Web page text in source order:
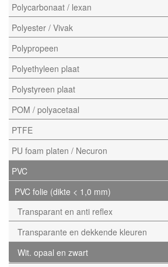
Polycarbonaat / lexan
Polyester / Vivak
Polypropeen
Polyethyleen plaat
Polystyreen plaat
POM / polyacetaal
PTFE
PU foam platen / Necuron
PVC
PVC folie (dikte < 1,0 mm)
Transparant en anti reflex
Transparante en dekkende kleuren
Wit. opaal en zwart